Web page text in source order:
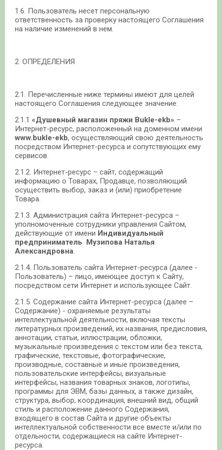
1.6. Пользователь несет персональную
ответственность за проверку настоящего Соглашения
на наличие изменений в нем.
2. ОПРЕДЕЛЕНИЯ
2.1. Перечисленные ниже термины имеют для целей
настоящего Соглашения следующее значение:
2.1.1 «Душевный магазин пряжи Bukle-ekb» –
Интернет-ресурс, расположенный на доменном имени
www.bukle-ekb, осуществляющий свою деятельность
посредством Интернет-ресурса и сопутствующих ему
сервисов.
2.1.2. Интернет-ресурс – сайт, содержащий
информацию о Товарах, Продавце, позволяющий
осуществить выбор, заказ и (или) приобретение
Товара.
2.1.3. Администрация сайта Интернет-ресурса –
уполномоченные сотрудники управления Сайтом,
действующие от имени Индивидуальный
предприниматель Музипова Наталья
Александровна.
2.1.4. Пользователь сайта Интернет-ресурса (далее ‑
Пользователь) – лицо, имеющее доступ к Сайту,
посредством сети Интернет и использующее Сайт.
2.1.5. Содержание сайта Интернет-ресурса (далее –
Содержание) - охраняемые результаты
интеллектуальной деятельности, включая тексты
литературных произведений, их названия, предисловия,
аннотации, статьи, иллюстрации, обложки,
музыкальные произведения с текстом или без текста,
графические, текстовые, фотографические,
производные, составные и иные произведения,
пользовательские интерфейсы, визуальные
интерфейсы, названия товарных знаков, логотипы,
программы для ЭВМ, базы данных, а также дизайн,
структура, выбор, координация, внешний вид, общий
стиль и расположение данного Содержания,
входящего в состав Сайта и другие объекты
интеллектуальной собственности все вместе и/или по
отдельности, содержащиеся на сайте Интернет-
ресурса.